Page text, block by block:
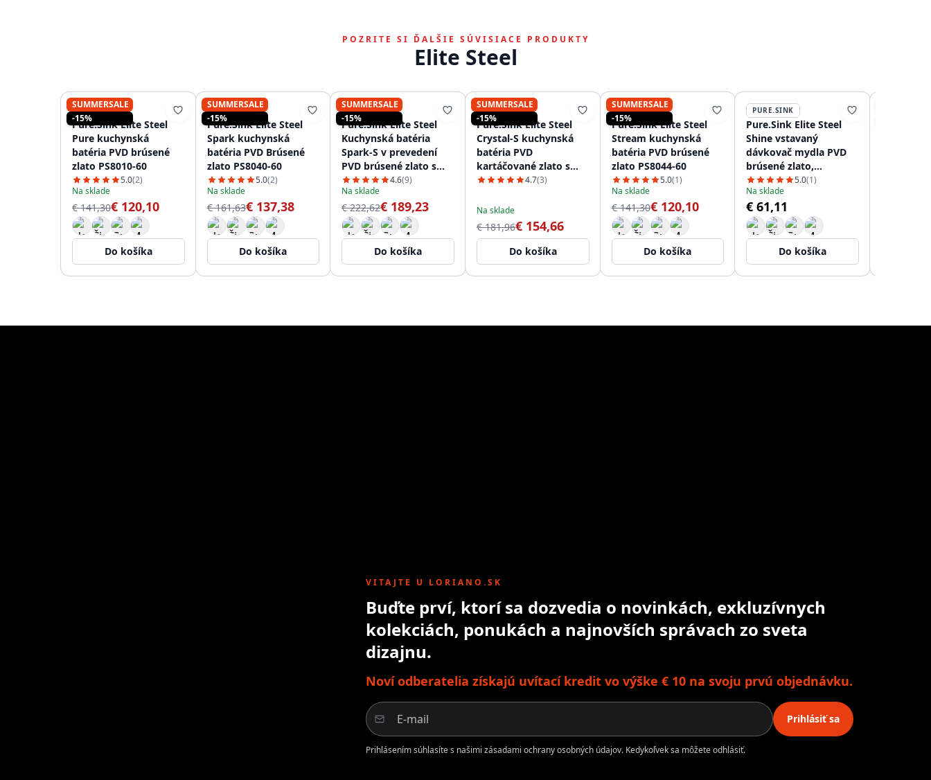
POZRITE SI ĎALŠIE SÚVISIACE PRODUKTY
Elite Steel
SUMMERSALE
-15%
PURE.SINK
Pure.Sink Elite Steel
Pure kuchynská
batéria PVD brúsené
zlato PS8010-60
5.0(2)
Na sklade
€ 141,30€ 120,10
Do košíka
SUMMERSALE
-15%
PURE.SINK
Pure.Sink Elite Steel
Spark kuchynská
batéria PVD Brúsené
zlato PS8040-60
5.0(2)
Na sklade
€ 161,63€ 137,38
Do košíka
SUMMERSALE
-15%
PURE.SINK
Pure.Sink Elite Steel
Kuchynská batéria
Spark-S v prevedení
PVD brúsené zlato s
výsuvným výtokom
PS8041-60
4.6(9)
Na sklade
€ 222,62€ 189,23
Do košíka
SUMMERSALE
-15%
PURE.SINK
Pure.Sink Elite Steel
Crystal-S kuchynská
batéria PVD
kartáčované zlato s
výsuvnou hubicou
4.7(3)
Na sklade
€ 181,96€ 154,66
Do košíka
SUMMERSALE
-15%
PURE.SINK
Pure.Sink Elite Steel
Stream kuchynská
batéria PVD brúsené
zlato PS8044-60
5.0(1)
Na sklade
€ 141,30€ 120,10
Do košíka
PURE.SINK
Pure.Sink Elite Steel
Shine vstavaný
dávkovač mydla PVD
brúsené zlato,
dopĺňateľný zhora
PS9010-60
5.0(1)
Na sklade
€ 61,11
Do košíka
VITAJTE U LORIANO.SK
Buďte prví, ktorí sa dozvedia o novinkách, exkluzívnych
kolekciách, ponukách a najnovších správach zo sveta
dizajnu.
Noví odberatelia získajú uvítací kredit vo výške € 10 na svoju prvú objednávku.
Prihlásiť sa
Prihlásením súhlasíte s našimi zásadami ochrany osobných údajov. Kedykoľvek sa môžete odhlásiť.